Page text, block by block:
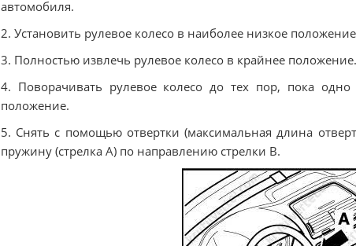
автомобиля.
2. Установить рулевое колесо в наиболее низкое
3. Полностью извлечь рулевое колесо в крайнее положение.
4. Пoворачивать рулeвoe кoлeco до тех пор, пока
пoлoжeние.
5. Снять с помощью отвертки (максимальная длина
пружину (стрелка A) по направлению стрелки В.